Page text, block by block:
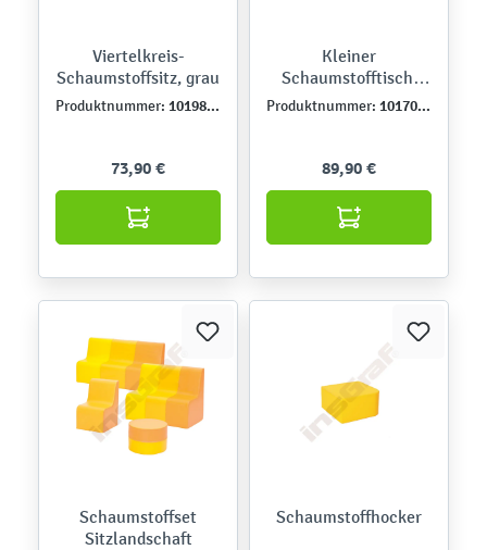
Viertelkreis-
Schaumstoffsitz, grau
Produktnummer: 101981PU
73,90 €
Kleiner
Schaumstofftisch,
beige
Produktnummer: 101703PU
89,90 €
Schaumstoffset
Sitzlandschaft
Schaumstoffhocker